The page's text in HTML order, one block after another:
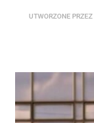
UTWORZONE PRZEZ